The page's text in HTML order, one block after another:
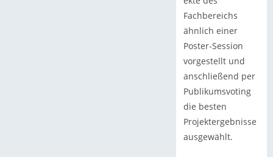
Fachbereichs
ähnlich einer
Poster-Session
vorgestellt und
anschließend per
Publikumsvoting
die besten
Projektergebnisse
ausgewählt.